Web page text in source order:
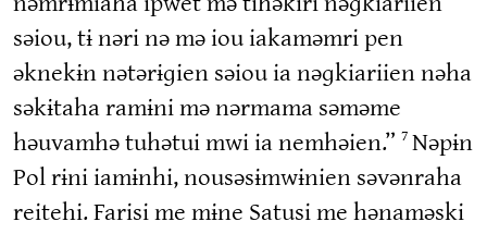
səiou, tɨ nəri nə mə iou iakaməmri pen
əknekɨn nətərɨɡien səiou ia nəɡkiariien nəha
səkɨtaha ramɨni mə nərmama səməme
həuvamhə tuhətui mwi ia nemhəien.” 7 Nəpɨn
Pol rɨni iamɨnhi, nousəsɨmwɨnien səvənraha
reitehi. Farisi me mɨne Satusi me hənaməski